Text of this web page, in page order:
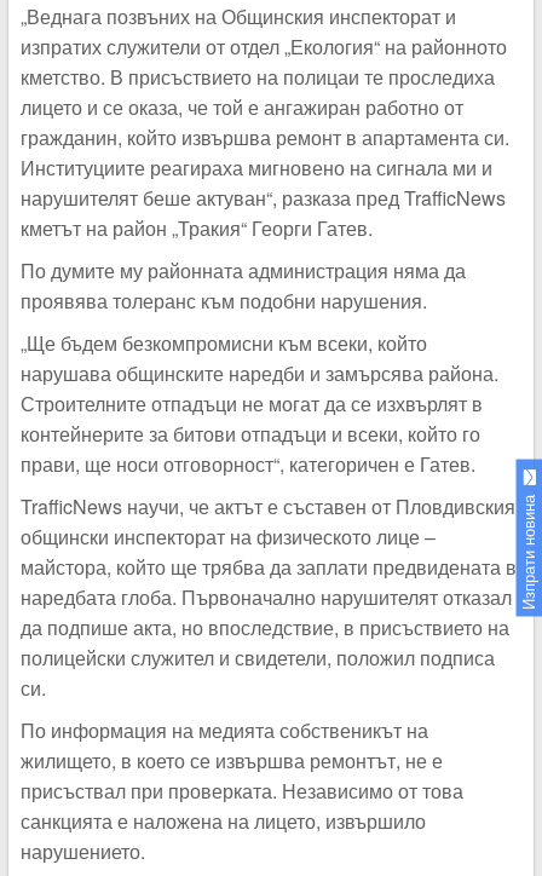
„Веднага позвъних на Общинския инспекторат и
изпратих служители от отдел „Екология“ на районното
кметство. В присъствието на полицаи те проследиха
лицето и се оказа, че той е ангажиран работно от
гражданин, който извършва ремонт в апартамента си.
Институциите реагираха мигновено на сигнала ми и
нарушителят беше актуван“, разказа пред TrafficNews
кметът на район „Тракия“ Георги Гатев.
По думите му районната администрация няма да
проявява толеранс към подобни нарушения.
„Ще бъдем безкомпромисни към всеки, който
нарушава общинските наредби и замърсява района.
Строителните отпадъци не могат да се изхвърлят в
контейнерите за битови отпадъци и всеки, който го
прави, ще носи отговорност“, категоричен е Гатев.
TrafficNews научи, че актът е съставен от Пловдивския
общински инспекторат на физическото лице –
майстора, който ще трябва да заплати предвидената в
наредбата глоба. Първоначално нарушителят отказал
да подпише акта, но впоследствие, в присъствието на
полицейски служител и свидетели, положил подписа
си.
По информация на медията собственикът на
жилището, в което се извършва ремонтът, не е
присъствал при проверката. Независимо от това
санкцията е наложена на лицето, извършило
нарушението.
Изпрати новина